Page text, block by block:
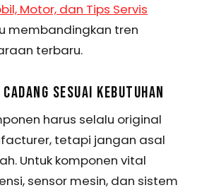
Motor, dan Tips Servis
membandingkan tren
terbaru.
SESUAI KEBUTUHAN
harus selalu original
tetapi jangan asal
Untuk komponen vital
sensor mesin, dan sistem